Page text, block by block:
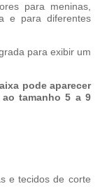
para meninas,
e para diferentes
para exibir um
pode aparecer
tamanho 5 a 9
e tecidos de corte